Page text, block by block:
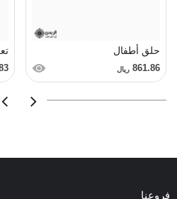
حلق أطفال
861.86 ريال
فروعنا